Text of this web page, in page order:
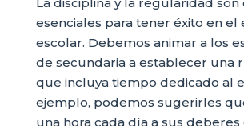
esenciales para tener éxito en el
escolar. Debemos animar a los
de secundaria a establecer una
que incluya tiempo dedicado al
ejemplo, podemos sugerirles
una hora cada día a sus deberes